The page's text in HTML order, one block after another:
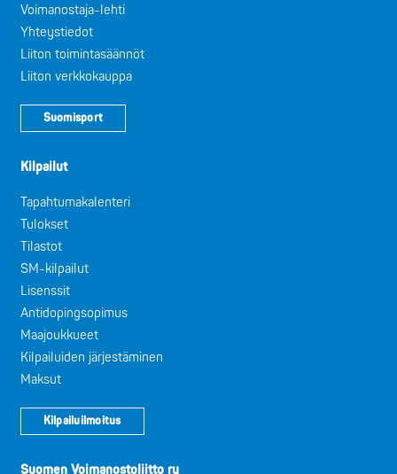
Voimanostaja-lehti
Yhteystiedot
Liiton toimintasäännöt
Liiton verkkokauppa
Suomisport
Kilpailut
Tapahtumakalenteri
Tulokset
Tilastot
SM-kilpailut
Lisenssit
Antidopingsopimus
Maajoukkueet
Kilpailuiden järjestäminen
Maksut
Kilpailuilmoitus
Suomen Voimanostoliitto ry